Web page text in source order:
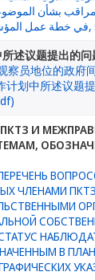
述议题提出的
И